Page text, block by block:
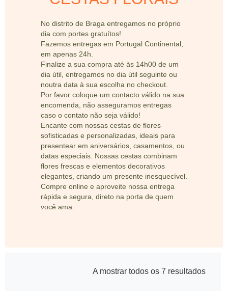
No distrito de Braga entregamos no próprio
dia com portes gratuítos!
Fazemos entregas em Portugal Continental,
em apenas 24h.
Finalize a sua compra até às 14h00 de um
dia útil, entregamos no dia útil seguinte ou
noutra data à sua escolha no checkout.
Por favor coloque um contacto válido na sua
encomenda, não asseguramos entregas
caso o contato não seja válido!
Encante com nossas cestas de flores
sofisticadas e personalizadas, ideais para
presentear em aniversários, casamentos, ou
datas especiais. Nossas cestas combinam
flores frescas e elementos decorativos
elegantes, criando um presente inesquecível.
Compre online e aproveite nossa entrega
rápida e segura, direto na porta de quem
você ama.
A mostrar todos os 7 resultados